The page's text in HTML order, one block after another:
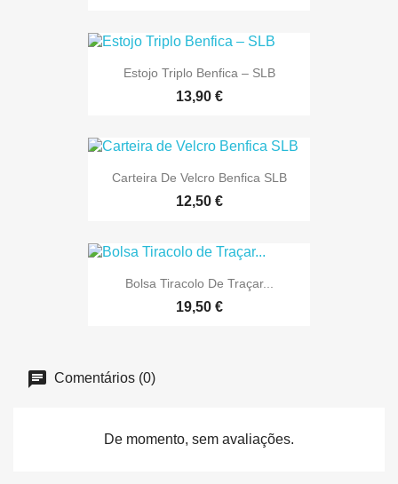
Estojo Triplo Benfica – SLB
13,90 €
Carteira De Velcro Benfica SLB
12,50 €
Bolsa Tiracolo De Traçar...
19,50 €
Comentários (0)
De momento, sem avaliações.